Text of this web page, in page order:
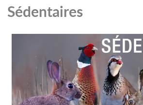
Sédentaires